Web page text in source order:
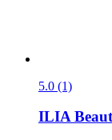
5.0 (1)
ILIA